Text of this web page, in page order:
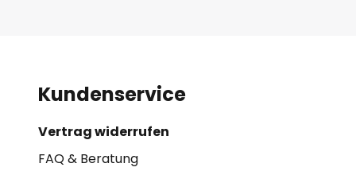
Kundenservice
Vertrag widerrufen
FAQ & Beratung